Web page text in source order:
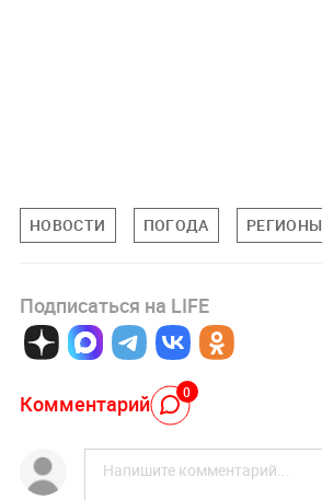
НОВОСТИ ПОГОДА РЕГИОНЫ
Подписаться на LIFE
Комментарий 0